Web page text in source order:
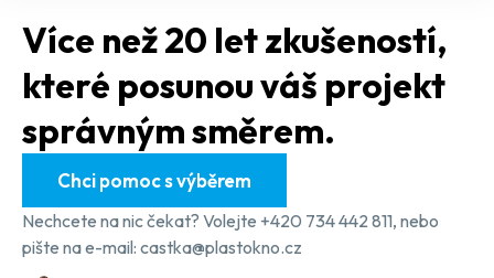
Více než 20 let zkušeností,
které posunou váš projekt
správným směrem.
Chci pomoc s výběrem
Nechcete na nic čekat? Volejte +420 734 442 811, nebo
pište na e-mail: castka@plastokno.cz